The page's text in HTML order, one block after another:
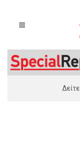
Δείτε